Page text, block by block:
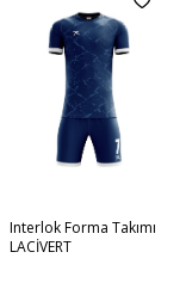
Interlok Forma Takımı
LACİVERT